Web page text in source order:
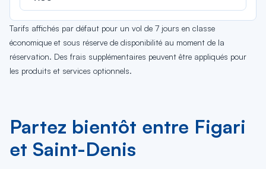
Tarifs affichés par défaut pour un vol de 7 jours en classe
économique et sous réserve de disponibilité au moment de la
réservation. Des frais supplémentaires peuvent être appliqués pour
les produits et services optionnels.
Partez bientôt entre Figari
et Saint-Denis